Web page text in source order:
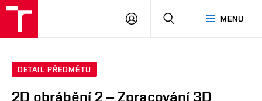
MENU
PŘIHLÁSIT
DETAIL PŘEDMĚTU
2D obrábění 2 – Zpracování 3D